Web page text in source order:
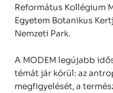
Református Kollégium
Egyetem Botanikus
Nemzeti Park.
A MODEM legújabb
témát jár körül: az
megfigyelését, a